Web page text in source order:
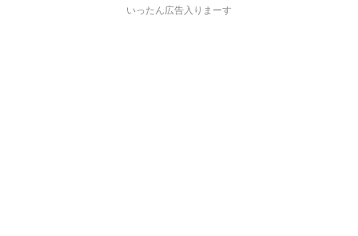
いったん広告入りまーす